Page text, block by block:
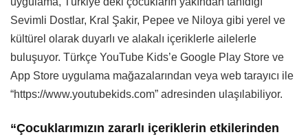
Sevimli Dostlar, Kral Şakir, Pepee ve Niloya gibi yerel ve
kültürel olarak duyarlı ve alakalı içeriklerle ailelerle
buluşuyor. Türkçe YouTube Kids’e Google Play Store ve
App Store uygulama mağazalarından veya web tarayıcı ile
“https://www.youtubekids.com” adresinden ulaşılabiliyor.
“Çocuklarımızın zararlı içeriklerin etkilerinden